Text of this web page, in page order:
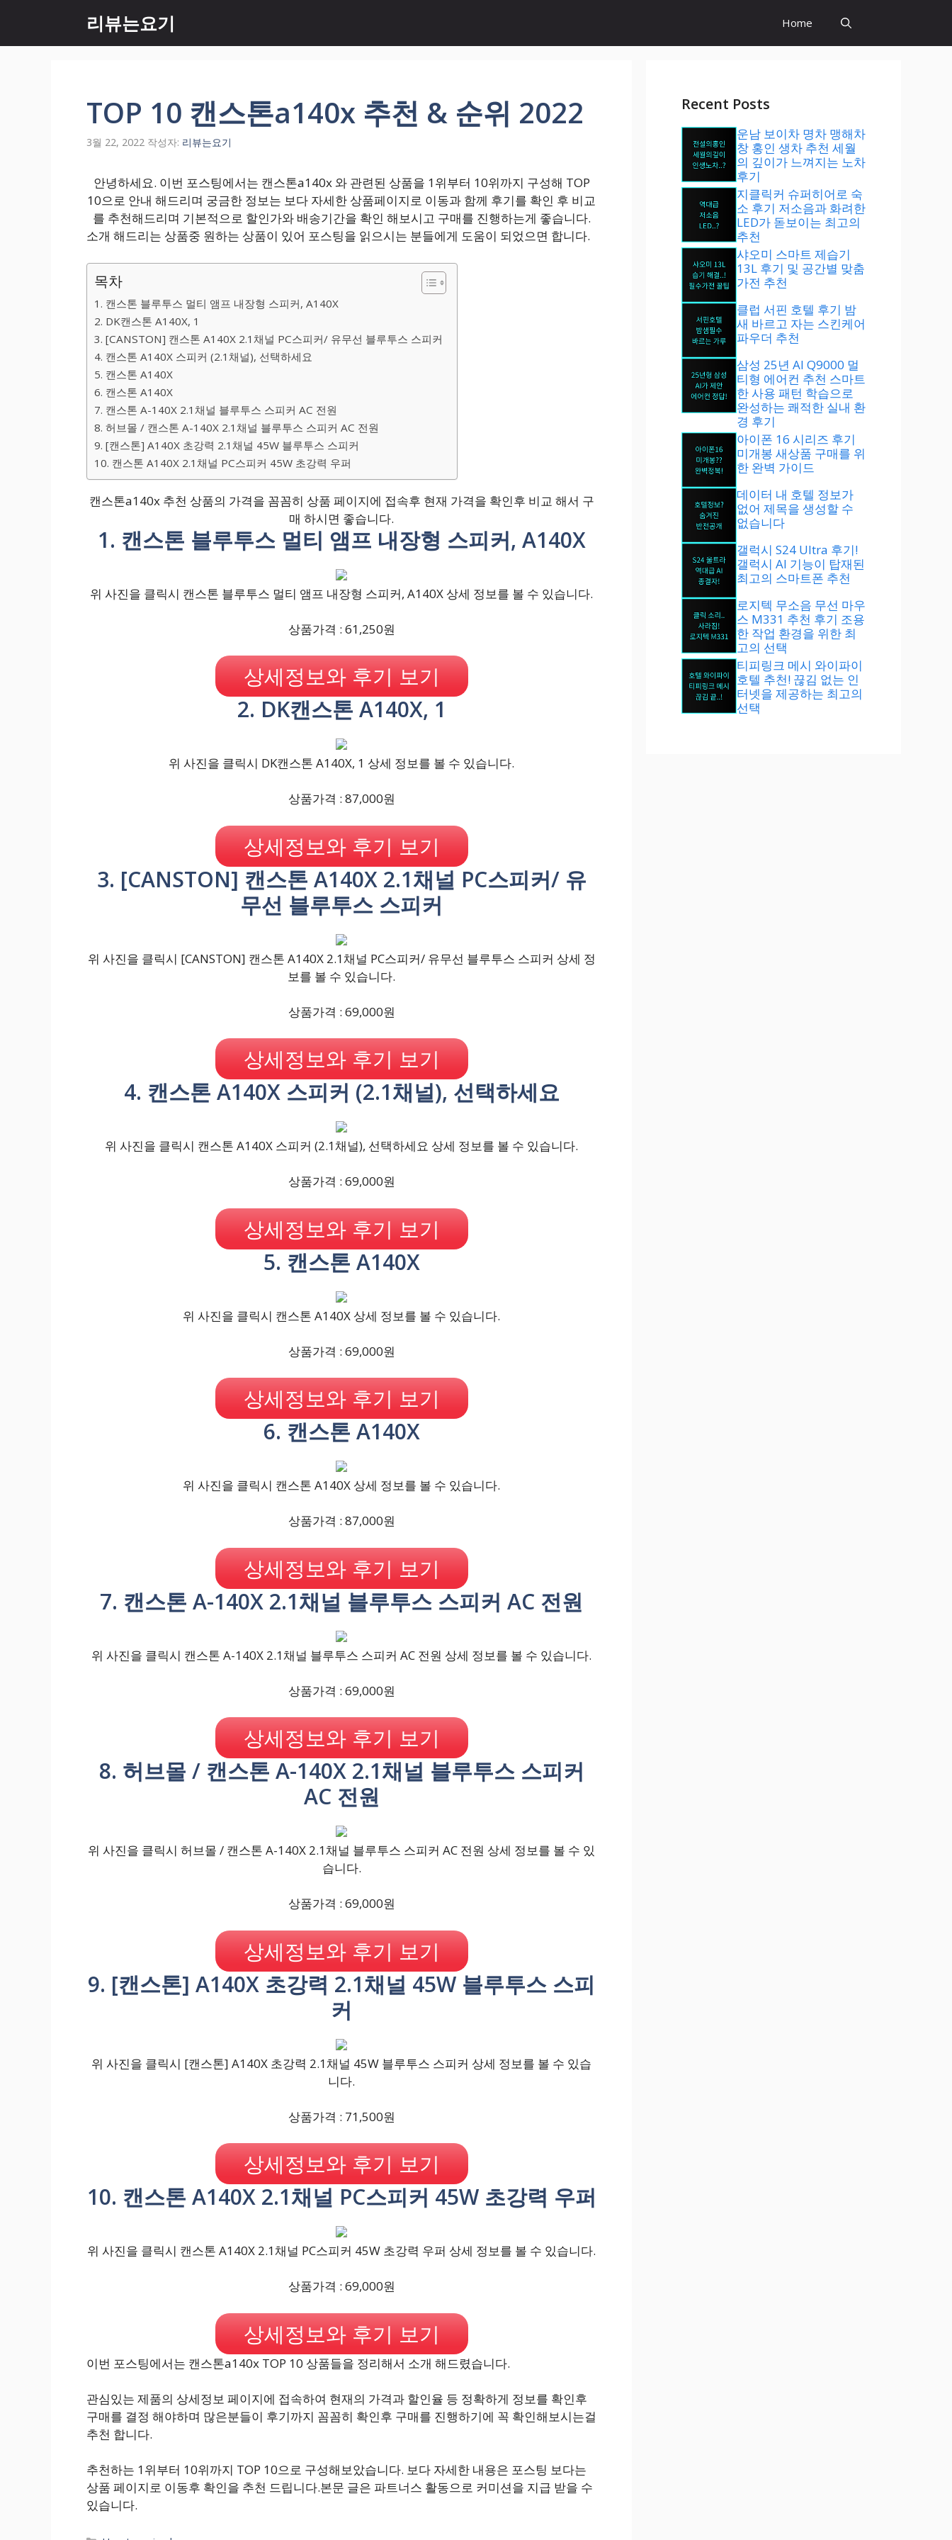
츠
리뷰는요기 Home
TOP 10 캔스톤a140x 추천 & 순위 2022
3월 22, 2022 작성자: 리뷰는요기
안녕하세요. 이번 포스팅에서는 캔스톤a140x 와 관련된 상품을 1위부터 10위까지 구성해 TOP
10으로 안내 해드리며 궁금한 정보는 보다 자세한 상품페이지로 이동과 함께 후기를 확인 후 비교
를 추천해드리며 기본적으로 할인가와 배송기간을 확인 해보시고 구매를 진행하는게 좋습니다.
소개 해드리는 상품중 원하는 상품이 있어 포스팅을 읽으시는 분들에게 도움이 되었으면 합니다.
목차
1. 캔스톤 블루투스 멀티 앰프 내장형 스피커, A140X
2. DK캔스톤 A140X, 1
3. [CANSTON] 캔스톤 A140X 2.1채널 PC스피커/ 유무선 블루투스 스피커
4. 캔스톤 A140X 스피커 (2.1채널), 선택하세요
5. 캔스톤 A140X
6. 캔스톤 A140X
7. 캔스톤 A-140X 2.1채널 블루투스 스피커 AC 전원
8. 허브몰 / 캔스톤 A-140X 2.1채널 블루투스 스피커 AC 전원
9. [캔스톤] A140X 초강력 2.1채널 45W 블루투스 스피커
10. 캔스톤 A140X 2.1채널 PC스피커 45W 초강력 우퍼
캔스톤a140x 추천 상품의 가격을 꼼꼼히 상품 페이지에 접속후 현재 가격을 확인후 비교 해서 구
매 하시면 좋습니다.
1. 캔스톤 블루투스 멀티 앰프 내장형 스피커, A140X
위 사진을 클릭시 캔스톤 블루투스 멀티 앰프 내장형 스피커, A140X 상세 정보를 볼 수 있습니다.
상품가격 : 61,250원
상세정보와 후기 보기
2. DK캔스톤 A140X, 1
위 사진을 클릭시 DK캔스톤 A140X, 1 상세 정보를 볼 수 있습니다.
상품가격 : 87,000원
상세정보와 후기 보기
3. [CANSTON] 캔스톤 A140X 2.1채널 PC스피커/ 유
무선 블루투스 스피커
위 사진을 클릭시 [CANSTON] 캔스톤 A140X 2.1채널 PC스피커/ 유무선 블루투스 스피커 상세 정
보를 볼 수 있습니다.
상품가격 : 69,000원
상세정보와 후기 보기
4. 캔스톤 A140X 스피커 (2.1채널), 선택하세요
위 사진을 클릭시 캔스톤 A140X 스피커 (2.1채널), 선택하세요 상세 정보를 볼 수 있습니다.
상품가격 : 69,000원
상세정보와 후기 보기
5. 캔스톤 A140X
위 사진을 클릭시 캔스톤 A140X 상세 정보를 볼 수 있습니다.
상품가격 : 69,000원
상세정보와 후기 보기
6. 캔스톤 A140X
위 사진을 클릭시 캔스톤 A140X 상세 정보를 볼 수 있습니다.
상품가격 : 87,000원
상세정보와 후기 보기
7. 캔스톤 A-140X 2.1채널 블루투스 스피커 AC 전원
위 사진을 클릭시 캔스톤 A-140X 2.1채널 블루투스 스피커 AC 전원 상세 정보를 볼 수 있습니다.
상품가격 : 69,000원
상세정보와 후기 보기
8. 허브몰 / 캔스톤 A-140X 2.1채널 블루투스 스피커
AC 전원
위 사진을 클릭시 허브몰 / 캔스톤 A-140X 2.1채널 블루투스 스피커 AC 전원 상세 정보를 볼 수 있
습니다.
상품가격 : 69,000원
상세정보와 후기 보기
9. [캔스톤] A140X 초강력 2.1채널 45W 블루투스 스피
커
위 사진을 클릭시 [캔스톤] A140X 초강력 2.1채널 45W 블루투스 스피커 상세 정보를 볼 수 있습
니다.
상품가격 : 71,500원
상세정보와 후기 보기
10. 캔스톤 A140X 2.1채널 PC스피커 45W 초강력 우퍼
위 사진을 클릭시 캔스톤 A140X 2.1채널 PC스피커 45W 초강력 우퍼 상세 정보를 볼 수 있습니다.
상품가격 : 69,000원
상세정보와 후기 보기
이번 포스팅에서는 캔스톤a140x TOP 10 상품들을 정리해서 소개 해드렸습니다.
관심있는 제품의 상세정보 페이지에 접속하여 현재의 가격과 할인율 등 정확하게 정보를 확인후
구매를 결정 해야하며 많은분들이 후기까지 꼼꼼히 확인후 구매를 진행하기에 꼭 확인해보시는걸
추천 합니다.
추천하는 1위부터 10위까지 TOP 10으로 구성해보았습니다. 보다 자세한 내용은 포스팅 보다는
상품 페이지로 이동후 확인을 추천 드립니다.본문 글은 파트너스 활동으로 커미션을 지급 받을 수
있습니다.
Recent Posts
운남 보이차 명차 맹해차
창 홍인 생차 추천 세월
의 깊이가 느껴지는 노차
후기
지클릭커 슈퍼히어로 숙
소 후기 저소음과 화려한
LED가 돋보이는 최고의
추천
샤오미 스마트 제습기
13L 후기 및 공간별 맞춤
가전 추천
클럽 서핀 호텔 후기 밤
새 바르고 자는 스킨케어
파우더 추천
삼성 25년 AI Q9000 멀
티형 에어컨 추천 스마트
한 사용 패턴 학습으로
완성하는 쾌적한 실내 환
경 후기
아이폰 16 시리즈 후기
미개봉 새상품 구매를 위
한 완벽 가이드
데이터 내 호텔 정보가
없어 제목을 생성할 수
없습니다
갤럭시 S24 Ultra 후기!
갤럭시 AI 기능이 탑재된
최고의 스마트폰 추천
로지텍 무소음 무선 마우
스 M331 추천 후기 조용
한 작업 환경을 위한 최
고의 선택
티피링크 메시 와이파이
호텔 추천! 끊김 없는 인
터넷을 제공하는 최고의
선택